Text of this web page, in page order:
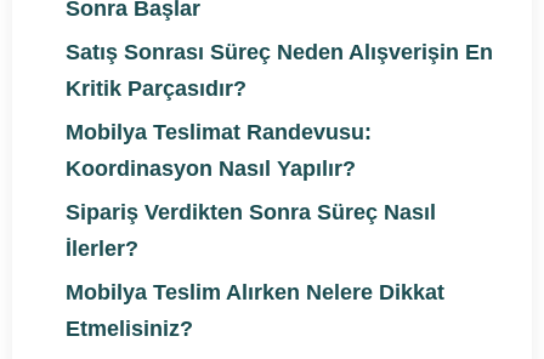
Sonra Başlar
Satış Sonrası Süreç Neden Alışverişin En
Kritik Parçasıdır?
Mobilya Teslimat Randevusu:
Koordinasyon Nasıl Yapılır?
Sipariş Verdikten Sonra Süreç Nasıl
İlerler?
Mobilya Teslim Alırken Nelere Dikkat
Etmelisiniz?